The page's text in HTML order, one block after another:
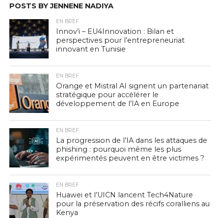
POSTS BY JENNENE NADIYA
EN BREF
Innov’i – EU4Innovation : Bilan et
perspectives pour l’entrepreneuriat
innovant en Tunisie
EN BREF
Orange et Mistral AI signent un partenariat
stratégique pour accélérer le
développement de l’IA en Europe
EN BREF
La progression de l’IA dans les attaques de
phishing : pourquoi même les plus
expérimentés peuvent en être victimes ?
EN BREF
Huawei et l’UICN lancent Tech4Nature
pour la préservation des récifs coralliens au
Kenya